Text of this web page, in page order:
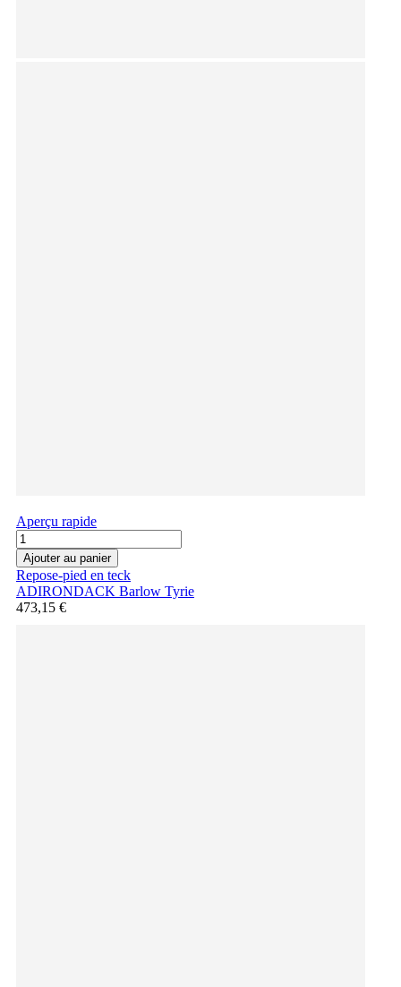
Aperçu rapide
Ajouter au panier
Repose-pied en teck
ADIRONDACK Barlow Tyrie
473,15 €